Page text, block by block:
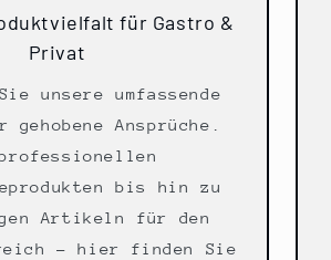
für Gastro &
Privat
unsere umfassende
gehobene Ansprüche.
bis hin zu
Artikeln für den
– hier finden Sie